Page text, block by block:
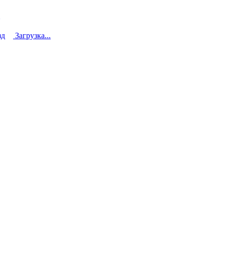
Загрузка...